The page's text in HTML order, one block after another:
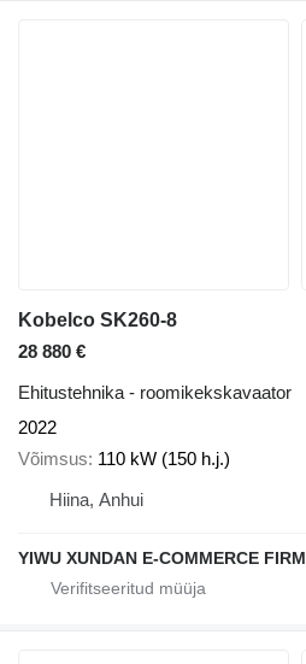
Kobelco SK260-8
28 880 €
Ehitustehnika - roomikekskavaator
2022
Võimsus 110 kW (150 h.j.)
Hiina, Anhui
YIWU XUNDAN E-COMMERCE FIRM